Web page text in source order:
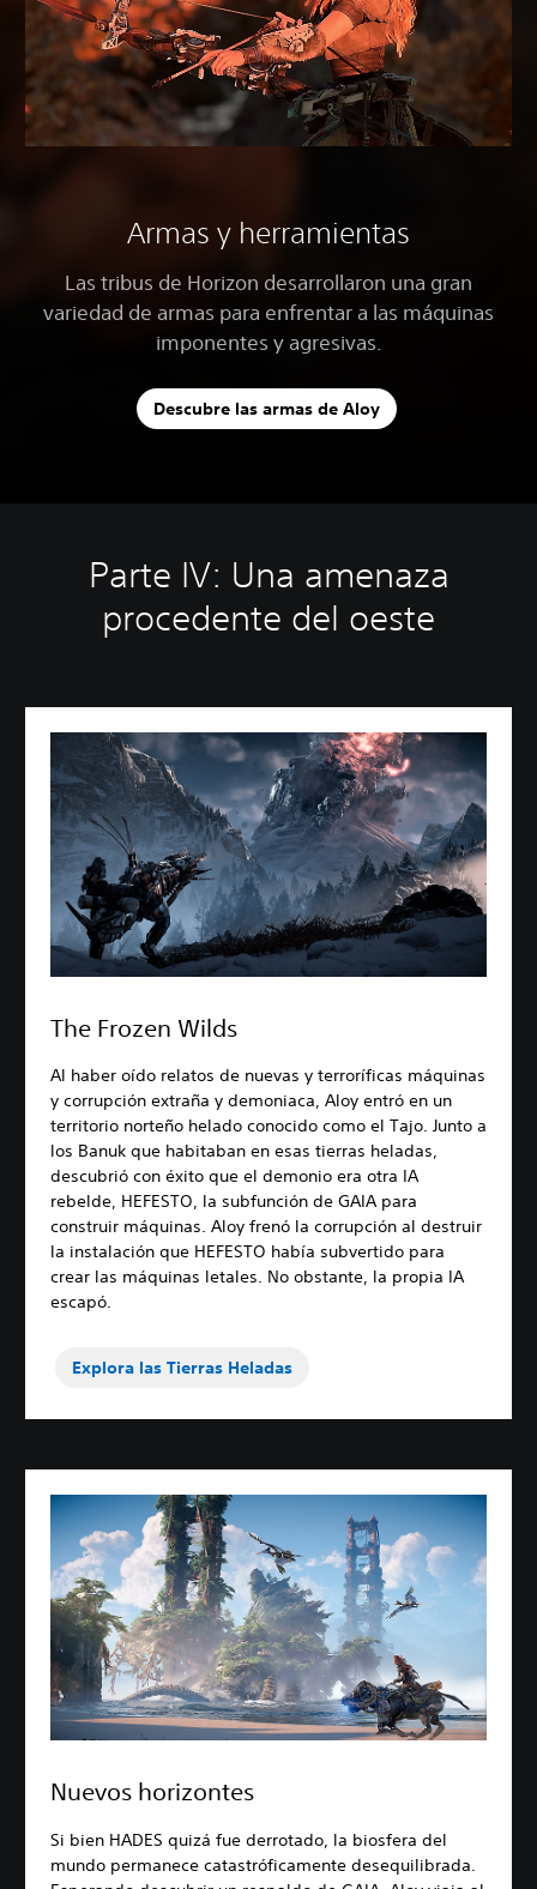
Armas y herramientas
Las tribus de Horizon desarrollaron una gran
variedad de armas para enfrentar a las máquinas
imponentes y agresivas.
Descubre las armas de Aloy
Parte IV: Una amenaza
procedente del oeste
The Frozen Wilds
Al haber oído relatos de nuevas y terroríficas máquinas
y corrupción extraña y demoniaca, Aloy entró en un
territorio norteño helado conocido como el Tajo. Junto a
los Banuk que habitaban en esas tierras heladas,
descubrió con éxito que el demonio era otra IA
rebelde, HEFESTO, la subfunción de GAIA para
construir máquinas. Aloy frenó la corrupción al destruir
la instalación que HEFESTO había subvertido para
crear las máquinas letales. No obstante, la propia IA
escapó.
Explora las Tierras Heladas
Nuevos horizontes
Si bien HADES quizá fue derrotado, la biosfera del
mundo permanece catastróficamente desequilibrada.